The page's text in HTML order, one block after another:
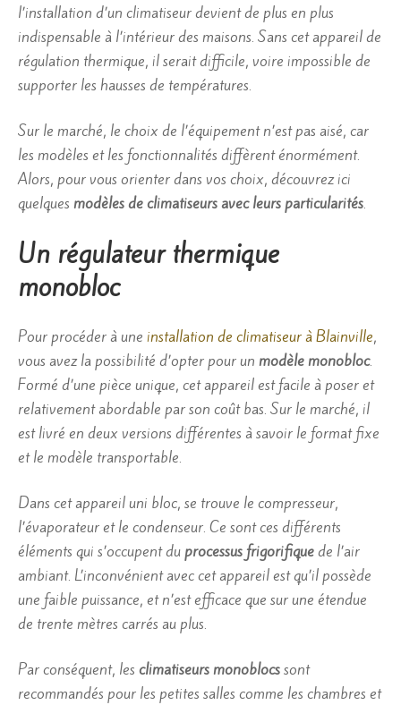
l’installation d’un climatiseur devient de plus en plus
indispensable à l’intérieur des maisons. Sans cet appareil de
régulation thermique, il serait difficile, voire impossible de
supporter les hausses de températures.
Sur le marché, le choix de l’équipement n’est pas aisé, car
les modèles et les fonctionnalités diffèrent énormément.
Alors, pour vous orienter dans vos choix, découvrez ici
quelques modèles de climatiseurs avec leurs particularités.
Un régulateur thermique
monobloc
Pour procéder à une installation de climatiseur à Blainville,
vous avez la possibilité d’opter pour un modèle monobloc.
Formé d’une pièce unique, cet appareil est facile à poser et
relativement abordable par son coût bas. Sur le marché, il
est livré en deux versions différentes à savoir le format fixe
et le modèle transportable.
Dans cet appareil uni bloc, se trouve le compresseur,
l’évaporateur et le condenseur. Ce sont ces différents
éléments qui s’occupent duprocessus frigorifiquede l’air
ambiant. L’inconvénient avec cet appareil est qu’il possède
une faible puissance, et n’est efficace que sur une étendue
de trente mètres carrés au plus.
Par conséquent, les climatiseurs monoblocssont
recommandés pour les petites salles comme les chambres et